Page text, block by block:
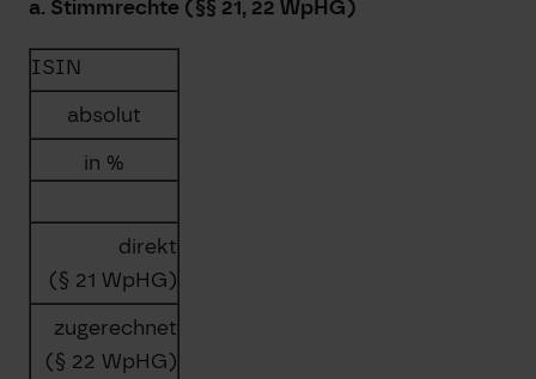
a. Stimmrechte (§§ 21, 22 WpHG)
ISIN
absolut
in %
direkt
(§ 21 WpHG)
zugerechnet
(§ 22 WpHG)